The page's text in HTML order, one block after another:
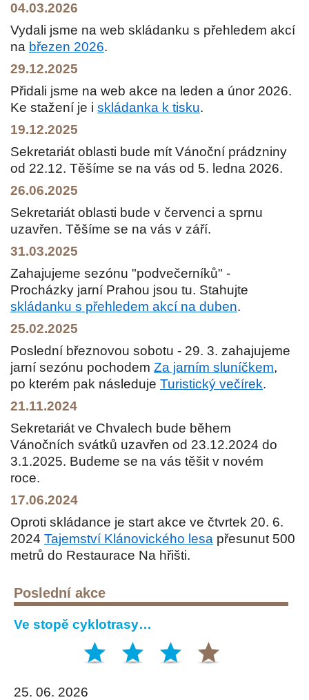
04.03.2026
Vydali jsme na web skládanku s přehledem akcí
na březen 2026.
29.12.2025
Přidali jsme na web akce na leden a únor 2026.
Ke stažení je i skládanka k tisku.
19.12.2025
Sekretariát oblasti bude mít Vánoční prádzniny
od 22.12. Těšíme se na vás od 5. ledna 2026.
26.06.2025
Sekretariát oblasti bude v červenci a sprnu
uzavřen. Těšíme se na vás v září.
31.03.2025
Zahajujeme sezónu "podvečerníků" -
Procházky jarní Prahou jsou tu. Stahujte
skládanku s přehledem akcí na duben.
25.02.2025
Poslední březnovou sobotu - 29. 3. zahajujeme
jarní sezónu pochodem Za jarním sluníčkem,
po kterém pak následuje Turistický večírek.
21.11.2024
Sekretariát ve Chvalech bude během
Vánočních svátků uzavřen od 23.12.2024 do
3.1.2025. Budeme se na vás těšit v novém
roce.
17.06.2024
Oproti skládance je start akce ve čtvrtek 20. 6.
2024 Tajemství Klánovického lesa přesunut 500
metrů do Restaurace Na hřišti.
Poslední akce
Ve stopě cyklotrasy…
25. 06. 2026